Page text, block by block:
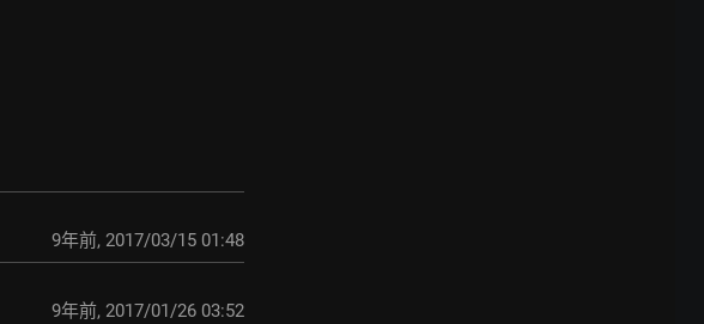
9年前, 2017/03/15 01:48
9年前, 2017/01/26 03:52